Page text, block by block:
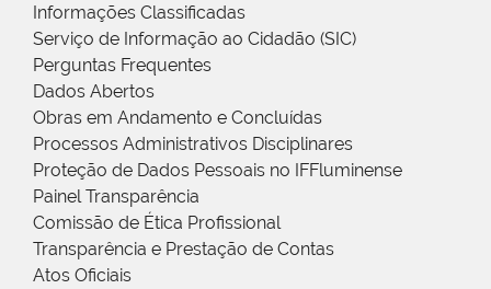
Informações Classificadas
Serviço de Informação ao Cidadão (SIC)
Perguntas Frequentes
Dados Abertos
Obras em Andamento e Concluídas
Processos Administrativos Disciplinares
Proteção de Dados Pessoais no IFFluminense
Painel Transparência
Comissão de Ética Profissional
Transparência e Prestação de Contas
Atos Oficiais